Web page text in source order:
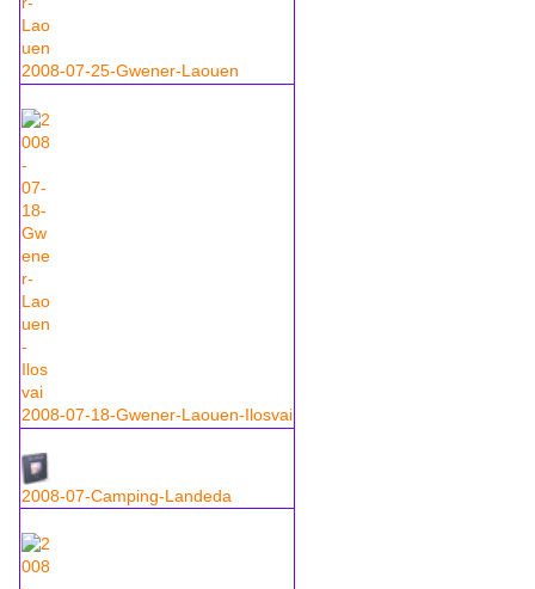
2008-07-25-Gwener-Laouen
2008-07-18-Gwener-Laouen-Ilosvai
2008-07-Camping-Landeda